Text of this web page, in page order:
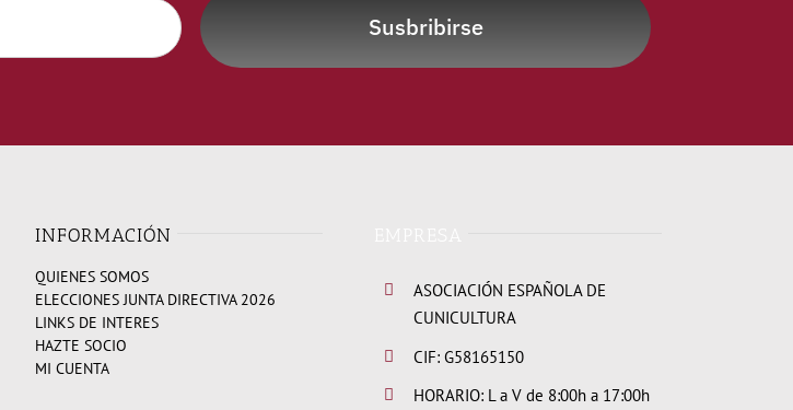
Susbribirse
INFORMACIÓN
QUIENES SOMOS
ELECCIONES JUNTA DIRECTIVA 2026
LINKS DE INTERES
HAZTE SOCIO
MI CUENTA
ASOCIACIÓN ESPAÑOLA DE
CUNICULTURA
CIF: G58165150
HORARIO: L a V de 8:00h a 17:00h